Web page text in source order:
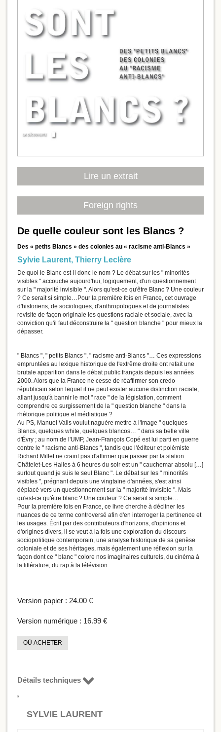
Lire un extrait
Foreign rights
De quelle couleur sont les Blancs ?
Des « petits Blancs » des colonies au « racisme anti-Blancs »
Sylvie Laurent, Thierry Leclère
De quoi le Blanc est-il donc le nom ? Le débat sur les " minorités
visibles " accouche aujourd'hui, logiquement, d'un questionnement
sur la " majorité invisible ". Alors qu'est-ce qu'être Blanc ? Une couleur
? Ce serait si simple…Pour la première fois en France, cet ouvrage
d'historiens, de sociologues, d'anthropologues et de journalistes
revisite de façon originale les questions raciale et sociale, avec la
conviction qu'il faut déconstruire la " question blanche " pour mieux la
dépasser.
" Blancs ", " petits Blancs ", " racisme anti-Blancs "… Ces expressions
empruntées au lexique historique de l'extrême droite ont refait une
brutale apparition dans le débat public français depuis les années
2000. Alors que la France ne cesse de réaffirmer son credo
républicain selon lequel il ne peut exister aucune distinction raciale,
allant jusqu'à bannir le mot " race " de la législation, comment
comprendre ce surgissement de la " question blanche " dans la
rhétorique politique et médiatique ?
Au PS, Manuel Valls voulut naguère mettre à l'image " quelques
Blancs, quelques white, quelques blancos… " dans sa belle ville
d'Évry ; au nom de l'UMP, Jean-François Copé est lui parti en guerre
contre le " racisme anti-Blancs ", tandis que l'éditeur et polémiste
Richard Millet ne craint pas d'affirmer que passer par la station
Châtelet-Les Halles à 6 heures du soir est un " cauchemar absolu […]
surtout quand je suis le seul Blanc ". Le débat sur les " minorités
visibles ", prégnant depuis une vingtaine d'années, s'est ainsi
déplacé vers un questionnement sur la " majorité invisible ". Mais
qu'est-ce qu'être blanc ? Une couleur ? Ce serait si simple…
Pour la première fois en France, ce livre cherche à décliner les
nuances de ce terme controversé afin d'en interroger la pertinence et
les usages. Écrit par des contributeurs d'horizons, d'opinions et
d'origines divers, il se veut à la fois une exploration du discours
sociopolitique contemporain, une analyse historique de sa genèse
coloniale et de ses héritages, mais également une réflexion sur la
façon dont ce " blanc " colore nos imaginaires culturels, du cinéma à
la littérature, du rap à la télévision.
Version papier : 24.00 €
Version numérique : 16.99 €
OÙ ACHETER
Détails techniques
SYLVIE LAURENT